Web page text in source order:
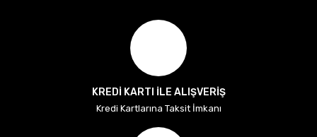
KREDİ KARTI İLE ALIŞVERİŞ
Kredi Kartlarına Taksit İmkanı